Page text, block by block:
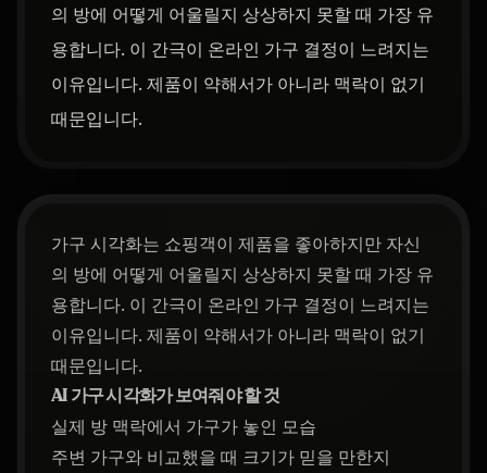
의 방에 어떻게 어울릴지 상상하지 못할 때 가장 유
용합니다. 이 간극이 온라인 가구 결정이 느려지는
이유입니다. 제품이 약해서가 아니라 맥락이 없기
때문입니다.
가구 시각화는 쇼핑객이 제품을 좋아하지만 자신
의 방에 어떻게 어울릴지 상상하지 못할 때 가장 유
용합니다. 이 간극이 온라인 가구 결정이 느려지는
이유입니다. 제품이 약해서가 아니라 맥락이 없기
때문입니다.
AI 가구 시각화가 보여줘야 할 것
실제 방 맥락에서 가구가 놓인 모습
주변 가구와 비교했을 때 크기가 믿을 만한지